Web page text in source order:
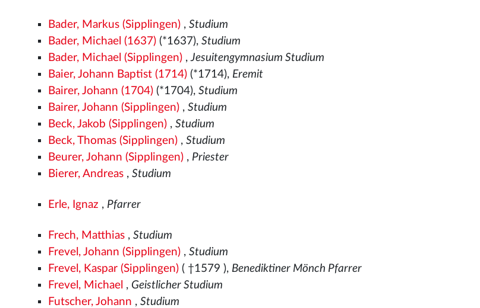
Bader, Markus (Sipplingen) ,Studium
Bader, Michael (1637) (*1637),Studium
Bader, Michael (Sipplingen) ,Jesuitengymnasium Studium
Baier, Johann Baptist (1714) (*1714), Eremit
Bairer, Johann (1704) (*1704),Studium
Bairer, Johann (Sipplingen) ,Studium
Beck, Jakob (Sipplingen) ,Studium
Beck, Thomas (Sipplingen) ,Studium
Beurer, Johann (Sipplingen) , Priester
Bierer, Andreas ,Studium
Erle, Ignaz , Pfarrer
Frech, Matthias ,Studium
Frevel, Johann (Sipplingen) ,Studium
Frevel, Kaspar (Sipplingen) ( †1579 ), Benediktiner Mönch Pfarrer
Frevel, Michael , Geistlicher Studium
Futscher, Johann ,Studium